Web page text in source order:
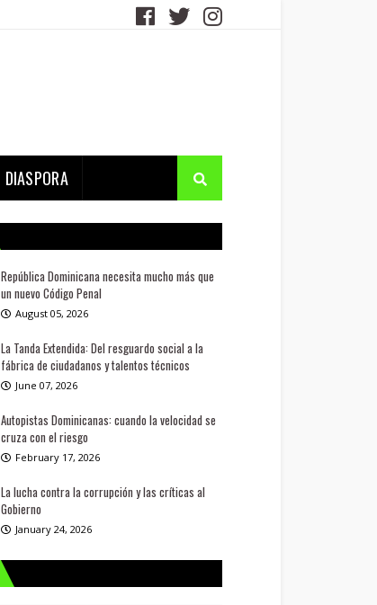
DIASPORA
República Dominicana necesita mucho más que
un nuevo Código Penal
August 05, 2026
La Tanda Extendida: Del resguardo social a la
fábrica de ciudadanos y talentos técnicos
June 07, 2026
Autopistas Dominicanas: cuando la velocidad se
cruza con el riesgo
February 17, 2026
La lucha contra la corrupción y las críticas al
Gobierno
January 24, 2026